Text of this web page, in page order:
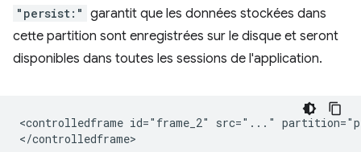
"persist:" garantit que les données stockées dans
cette partition sont enregistrées sur le disque et seront
disponibles dans toutes les sessions de l'application.
<controlledframe id="frame_2" src="..."